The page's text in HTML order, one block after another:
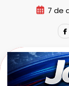
7 de